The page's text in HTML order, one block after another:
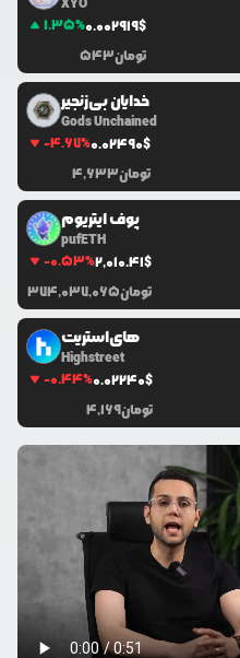
1.35%0.002919$
543تومان
خدایان بی‌زنجیر
Gods Unchained
-4.67%0.02490$
4,633تومان
پوف ایتریوم
pufETH
-0.53%2,010.41$
374,037,065تومان
های‌استریت
Highstreet
-0.44%0.02240$
4,169تومان